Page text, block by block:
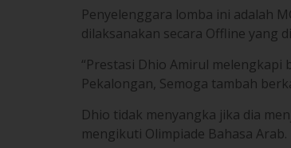
Dhio tidak menyangka jika dia
mengikuti Olimpiade Bahasa Arab.
“Syukur Alhamdulillah saya
menjadi delegasi kegiatan Mynic